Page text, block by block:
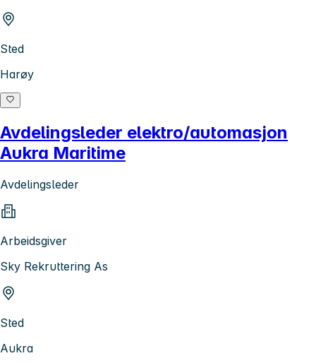
Sted
Harøy
Avdelingsleder elektro/automasjon
Aukra Maritime
Avdelingsleder
Arbeidsgiver
Sky Rekruttering As
Sted
Aukra